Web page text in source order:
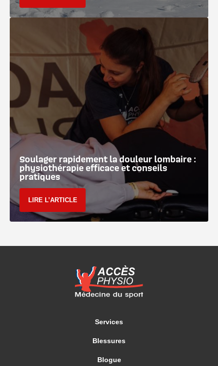
Soulager rapidement la douleur lombaire :
physiothérapie efficace et conseils
pratiques
LIRE L’ARTICLE
Services
Blessures
Blogue